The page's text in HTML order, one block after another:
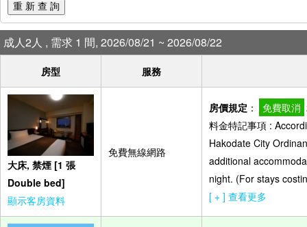
重 新 查 詢
成人2人 , 需求 1 間, 2026/08/21 ~ 2026/08/22
房型 服務
大床, 禁煙 [1 張
Double bed]
顯示客房資料
免費無線網路
房價規定 ： 免費取消
料金特記事項 :
Hakodate City
additional
night. (For stays
[ + ] 查看更多